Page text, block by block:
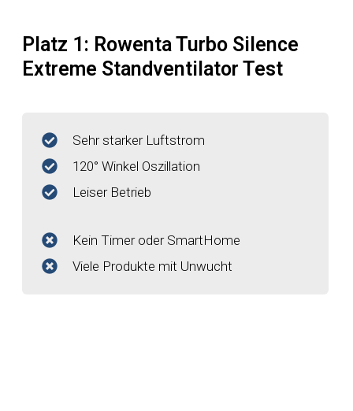
Platz 1: Rowenta Turbo Silence
Extreme Standventilator Test
Sehr starker Luftstrom
120° Winkel Oszillation
Leiser Betrieb
Kein Timer oder SmartHome
Viele Produkte mit Unwucht